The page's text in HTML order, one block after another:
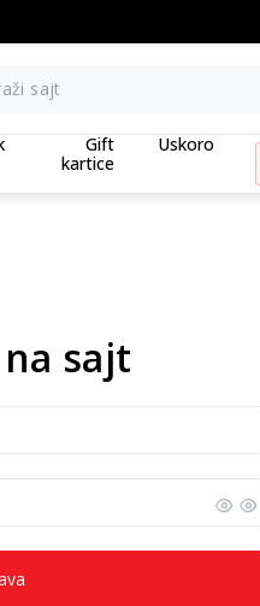
sajt
Gift
kartice
Uskoro
sajt